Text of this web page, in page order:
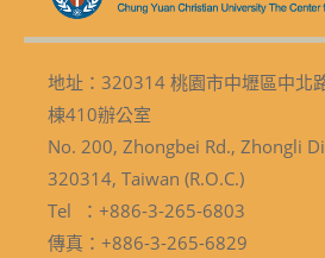
地址：320314 桃園市中壢區中北
棟410辦公室
No. 200, Zhongbei Rd., Zhongli
320314, Taiwan (R.O.C.)
Tel ：+886-3-265-6803
傳真：+886-3-265-6829